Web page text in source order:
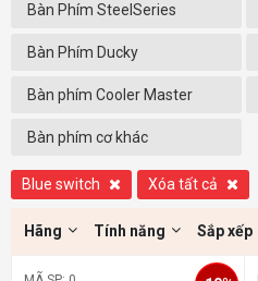
Bàn Phím SteelSeries
Bàn Phím Ducky
Bàn phím Cooler Master
Bàn phím cơ khác
Blue switch Xóa tất cả
Hãng Tính năng Sắp xếp